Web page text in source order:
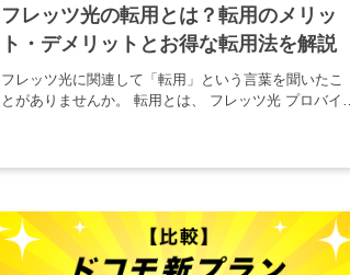
フレッツ光の転用とは？転用のメリッ
ト・デメリットとお得な転用法を解説
フレッツ光に関連して「転用」という言葉を聞いたこ
とがありませんか。 転用とは、 フレッツ光 プロバイダ